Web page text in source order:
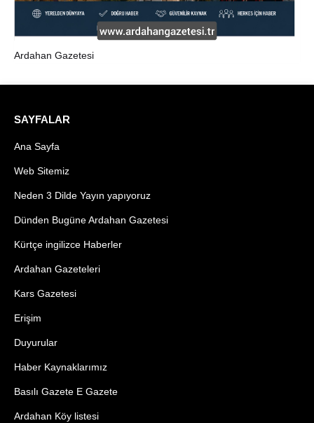
Ardahan Gazetesi
SAYFALAR
Ana Sayfa
Web Sitemiz
Neden 3 Dilde Yayın yapıyoruz
Dünden Bugüne Ardahan Gazetesi
Kürtçe ingilizce Haberler
Ardahan Gazeteleri
Kars Gazetesi
Erişim
Duyurular
Haber Kaynaklarımız
Basılı Gazete E Gazete
Ardahan Köy listesi